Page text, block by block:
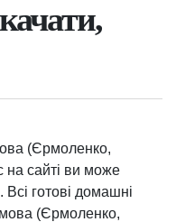
(Єрмоленко,
на сайті ви може
Всі готові домашні
мова (Єрмоленко,